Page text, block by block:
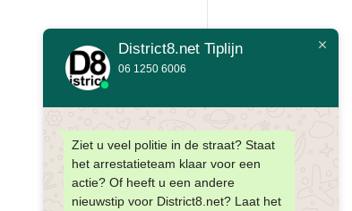
District8.net Tiplijn
06 1250 6006
Ziet u veel politie in de straat? Staat
het arrestatieteam klaar voor een
actie? Of heeft u een andere
nieuwstip voor District8.net? Laat het